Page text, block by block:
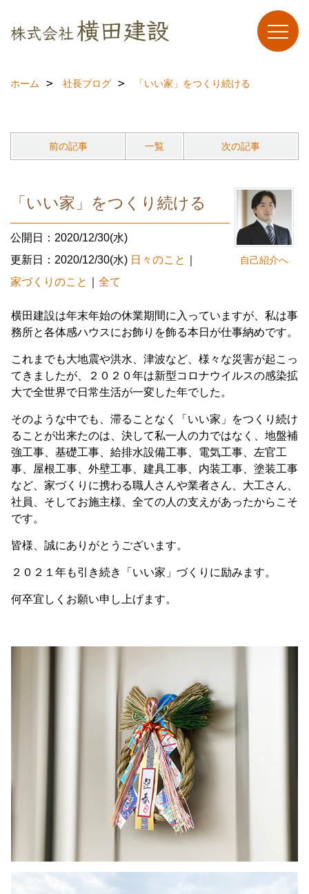
ホーム 社長ブログ 「いい家」をつくり続ける
前の記事 一覧 次の記事
自己紹介へ
「いい家」をつくり続ける
公開日：2020/12/30(水)
更新日：2020/12/30(水) 日々のこと
家づくりのこと
全て
横田建設は年末年始の休業期間に入っていますが、私は事
務所と各体感ハウスにお飾りを飾る本日が仕事納めです。
これまでも大地震や洪水、津波など、様々な災害が起こっ
てきましたが、２０２０年は新型コロナウイルスの感染拡
大で全世界で日常生活が一変した年でした。
そのような中でも、滞ることなく「いい家」をつくり続け
ることが出来たのは、決して私一人の力ではなく、地盤補
強工事、基礎工事、給排水設備工事、電気工事、左官工
事、屋根工事、外壁工事、建具工事、内装工事、塗装工事
など、家づくりに携わる職人さんや業者さん、大工さん、
社員、そしてお施主様、全ての人の支えがあったからこそ
です。
皆様、誠にありがとうございます。
２０２１年も引き続き「いい家」づくりに励みます。
何卒宜しくお願い申し上げます。